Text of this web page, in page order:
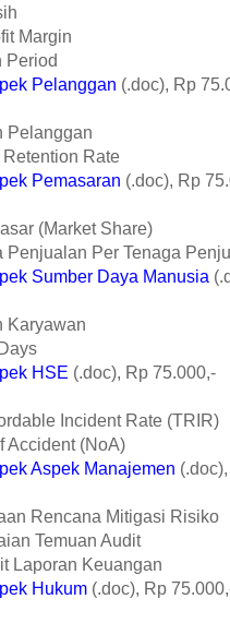
Margin
Pelanggan (.doc), Rp
Rate
Pemasaran (.doc), Rp
(Market Share)
Per Tenaga
Sumber Daya Manusia
HSE (.doc), Rp 75.000,-
Incident Rate (TRIR)
(NoA)
Aspek Manajemen
Rencana Mitigasi Risiko
Temuan Audit
Keuangan
Hukum (.doc), Rp